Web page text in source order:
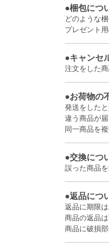
●梱包につ
どのような
プレゼント
●キャンセ
注文をした
●お荷物の
発送をした
違う商品が
同一商品を
●交換につ
誤った商品
●返品につ
返品に期限
商品の返品
商品に破損